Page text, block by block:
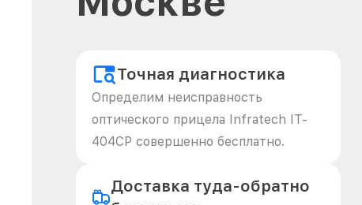
Точная диагностика
Определим неисправность
оптического прицела Infratech IT-
404CP совершенно бесплатно.
Доставка туда-обратно